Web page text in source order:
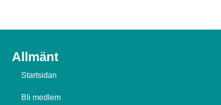
Allmänt
Startsidan
Bli medlem